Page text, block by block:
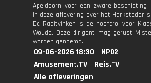
Apeldoorn voor een zware beschieting
In deze aflevering over het Harksteder
De Raaitvinken is de hoofdrol voor
Woude. Deze dirigent mag gerust
worden genoemd.
09-06-2026 18:30
NPO2
Amusement.TV
Reis.TV
Alle afleveringen